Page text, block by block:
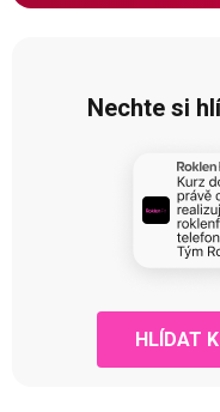
Nechte si
HLÍDAT